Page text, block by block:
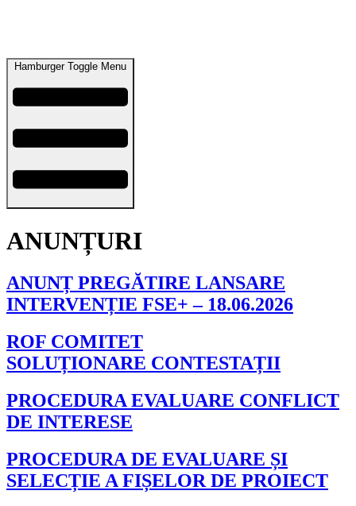
Hamburger Toggle Menu
ANUNȚURI
ANUNȚ PREGĂTIRE LANSARE
INTERVENȚIE FSE+ – 18.06.2026
ROF COMITET
SOLUȚIONARE CONTESTAȚII
PROCEDURA EVALUARE CONFLICT
DE INTERESE
PROCEDURA DE EVALUARE ȘI
SELECȚIE A FIȘELOR DE PROIECT